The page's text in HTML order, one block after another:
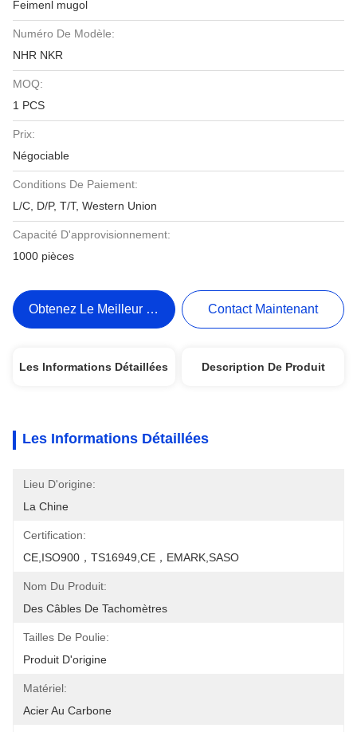
Feimenl mugol
Numéro De Modèle:
NHR NKR
MOQ:
1 PCS
Prix:
Négociable
Conditions De Paiement:
L/C, D/P, T/T, Western Union
Capacité D'approvisionnement:
1000 pièces
Obtenez Le Meilleur Prix Contact Maintenant
Les Informations Détaillées Description De Produit
Les Informations Détaillées
Lieu D'origine:
La Chine
Certification:
CE,ISO900，TS16949,CE，EMARK,SASO
Nom Du Produit:
Des Câbles De Tachomètres
Tailles De Poulie:
Produit D'origine
Matériel:
Acier Au Carbone